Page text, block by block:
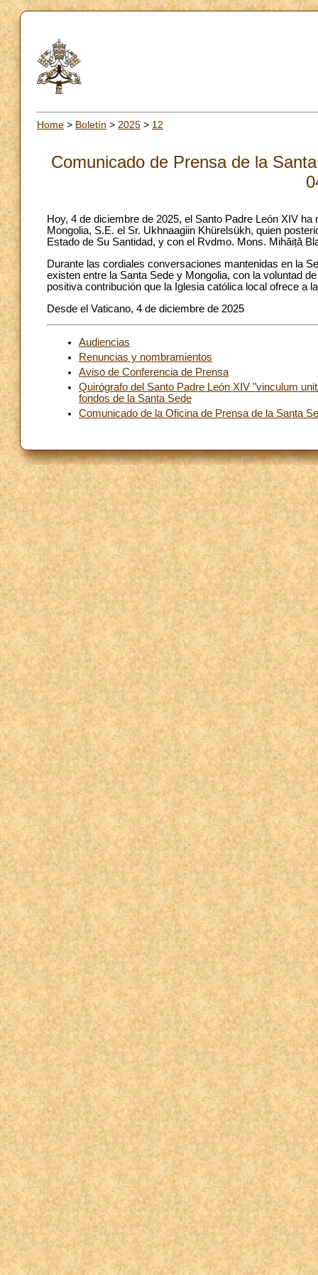
Home > Boletín > 2025 > 12
Comunicado de Prensa de la
Hoy, 4 de diciembre de 2025, el Santo Padre León XIV
Mongolia, S.E. el Sr. Ukhnaagiin Khürelsükh, quien
Estado de Su Santidad, y con el Rvdmo. Mons. Mihăiță
Durante las cordiales conversaciones mantenidas en la
existen entre la Santa Sede y Mongolia, con la voluntad
positiva contribución que la Iglesia católica local ofrece a
Desde el Vaticano, 4 de diciembre de 2025
Audiencias
Renuncias y nombramientos
Aviso de Conferencia de Prensa
Quirógrafo del Santo Padre León XIV "vinculum
fondos de la Santa Sede
Comunicado de la Oficina de Prensa de la Santa